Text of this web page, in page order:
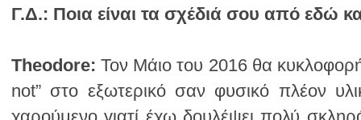
Γ.Δ.: Ποια είναι τα σχέδιά σου από εδώ
Theodore: